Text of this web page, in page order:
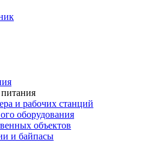
и рабочих станций
оборудования
объектов
и байпасы